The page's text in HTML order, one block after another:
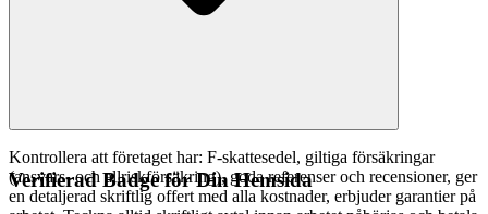
Kontrollera att företaget har: F-skattesedel, giltiga försäkringar
(ansvars- och allriskförsäkring), goda referenser och recensioner, ger
en detaljerad skriftlig offert med alla kostnader, erbjuder garantier på
Verifierad Badge för Din Hemsida